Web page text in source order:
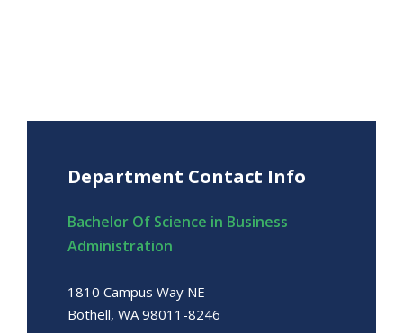
Department Contact Info
Bachelor Of Science in Business
Administration
1810 Campus Way NE
Bothell, WA 98011-8246